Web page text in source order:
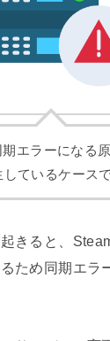
エラーになる
ているケースで
きると、
ため同期エラ